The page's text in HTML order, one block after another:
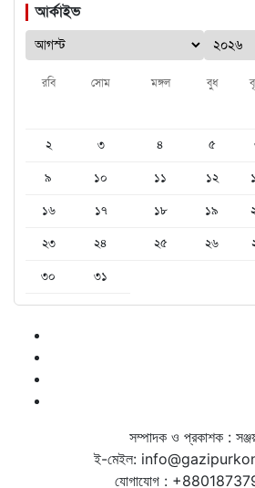
আর্কাইভ
রবি সোম মঙ্গল বুধ
২
৩ ৪ ৫
৯
১০ ১১ ১২
১৬
১৭ ১৮ ১৯
২৩
২৪ ২৫ ২৬
৩০
৩১
সম্পাদক ও প্রকাশক :
ই-মেইল:
যোগাযোগ :